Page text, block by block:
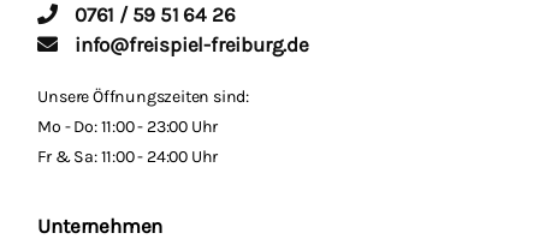
0761 / 59 51 64 26
info@freispiel-freiburg.de
Unsere Öffnungszeiten sind:
Mo - Do: 11:00 - 23:00 Uhr
Fr & Sa: 11:00 - 24:00 Uhr
Unternehmen